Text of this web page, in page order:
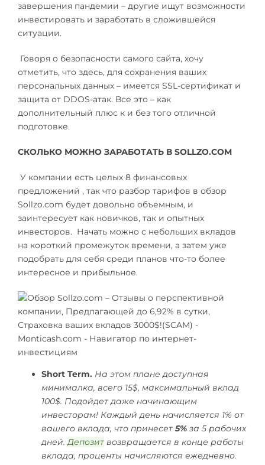
завершения пандемии – другие ищут возможности
инвестировать и заработать в сложившейся
ситуации.
Говоря о безопасности самого сайта, хочу
отметить, что здесь, для сохранения ваших
персональных данных – имеется SSL-сертификат и
защита от DDOS-атак. Все это – как
дополнительный плюс к и без того отличной
подготовке.
СКОЛЬКО МОЖНО ЗАРАБОТАТЬ В SOLLZO.COM
У компании есть целых 8 финансовых
предложений , так что разбор тарифов в обзор
Sollzo.com будет довольно объемным, и
заинтересует как новичков, так и опытных
инвесторов. Начать можно с небольших вкладов
на короткий промежуток времени, а затем уже
подобрать для себя среди планов что-то более
интересное и прибыльное.
Short Term. На этом плане доступная
минималка, всего 15$, максимальный вклад
100$. Подойдет даже начинающим
инвесторам! Каждый день начисляется 1% от
вашего вклада, что принесет 5% за 5 рабочих
дней.Депозит возвращается в конце работы
вклада, проценты начисляются ежедневно.